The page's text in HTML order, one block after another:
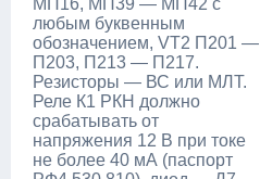
МП16, МП39 — МП42 с
любым буквенным
обозначением, VT2 П201 —
П203, П213 — П217.
Резисторы — ВС или МЛТ.
Реле К1 РКН должно
срабатывать от
напряжения 12 В при токе
не более 40 мА (паспорт